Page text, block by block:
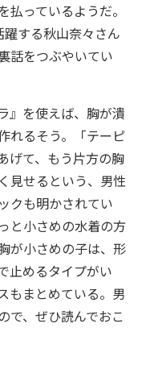
っているようだ。
する秋山奈々さん
話をつぶやいてい
』を使えば、胸が潰
れるそう。「テーピ
げて、もう片方の胸
見せるという、男性
クも明かされてい
と小さめの水着の方
が小さめの子は、形
止めるタイプがい
まとめている。男
で、ぜひ読んでおこ